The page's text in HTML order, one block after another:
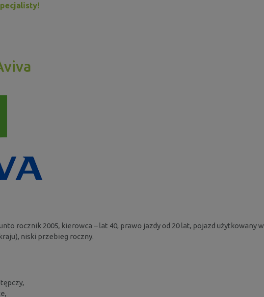
rocznik 2005, kierowca – lat 40, prawo jazdy od 20 lat, pojazd użytkowany w
niski przebieg roczny.